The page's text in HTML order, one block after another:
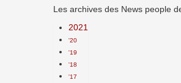
Les archives des News people
2021
'20
'19
'18
'17